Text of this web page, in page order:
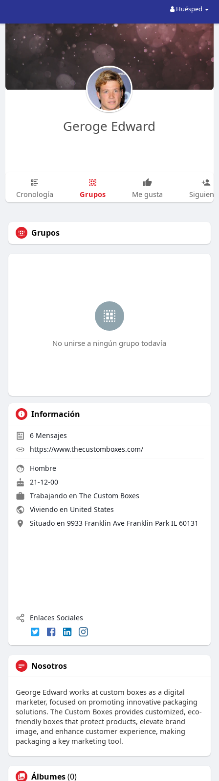
Huésped
Geroge Edward
Cronología Grupos Me gusta
Grupos
No unirse a ningún grupo todavía
Información
6Mensajes
https://www.thecustomboxes.com/
Hombre
21-12-00
Trabajando en The Custom Boxes
Viviendo en United States
Situado en 9933 Franklin Ave Franklin Park IL 60131
Enlaces Sociales
Nosotros
George Edward works at custom boxes as a digital
marketer, focused on promoting innovative packaging
solutions. The Custom Boxes provides customized, eco-
friendly boxes that protect products, elevate brand
image, and enhance customer experience, making
packaging a key marketing tool.
Álbumes(0)